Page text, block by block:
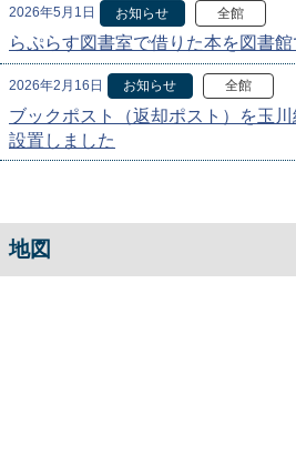
2026年5月1日 お知らせ 全館
らぷらす図書室で借りた本を図書
2026年2月16日 お知らせ 全館
ブックポスト（返却ポスト）を玉
設置しました
地図